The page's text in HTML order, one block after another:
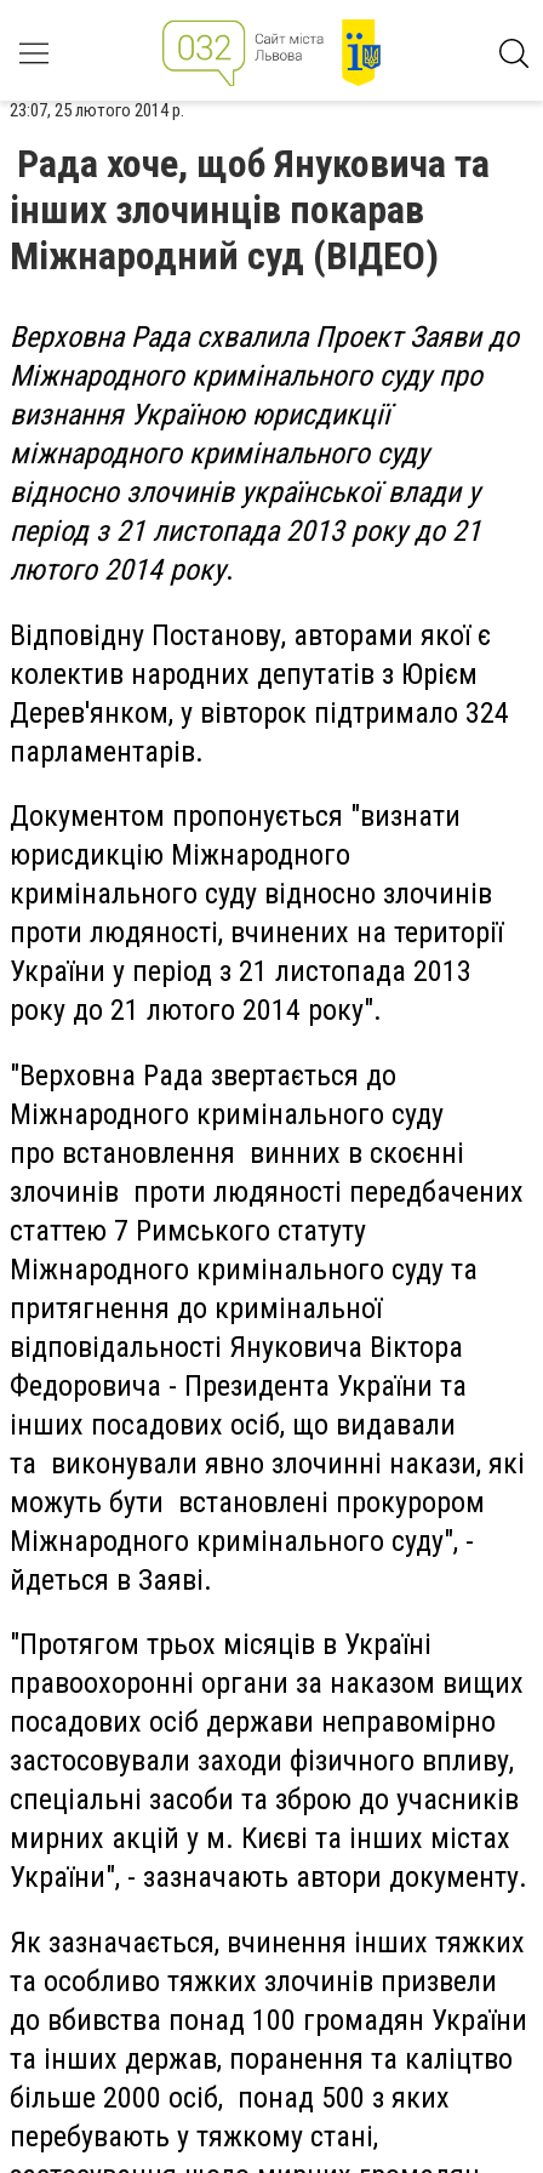
23:07, 25 лютого 2014 р.
Рада хоче, щоб Януковича та
інших злочинців покарав
Міжнародний суд (ВІДЕО)
Верховна Рада схвалила Проект Заяви до
Міжнародного кримінального суду про
визнання Україною юрисдикції
міжнародного кримінального суду
відносно злочинів української влади у
період з 21 листопада 2013 року до 21
лютого 2014 року.
Відповідну Постанову, авторами якої є
колектив народних депутатів з Юрієм
Дерев'янком, у вівторок підтримало 324
парламентарів.
Документом пропонується "визнати
юрисдикцію Міжнародного
кримінального суду відносно злочинів
проти людяності, вчинених на території
України у період з 21 листопада 2013
року до 21 лютого 2014 року".
"Верховна Рада звертається до
Міжнародного кримінального суду
про встановлення винних в скоєнні
злочинів проти людяності передбачених
статтею 7 Римського статуту
Міжнародного кримінального суду та
притягнення до кримінальної
відповідальності Януковича Віктора
Федоровича - Президента України та
інших посадових осіб, що видавали
та виконували явно злочинні накази, які
можуть бути встановлені прокурором
Міжнародного кримінального суду", -
йдеться в Заяві.
"Протягом трьох місяців в Україні
правоохоронні органи за наказом вищих
посадових осіб держави неправомірно
застосовували заходи фізичного впливу,
спеціальні засоби та зброю до учасників
мирних акцій у м. Києві та інших містах
України", - зазначають автори документу.
Як зазначається, вчинення інших тяжких
та особливо тяжких злочинів призвели
до вбивства понад 100 громадян України
та інших держав, поранення та каліцтво
більше 2000 осіб, понад 500 з яких
перебувають у тяжкому стані,